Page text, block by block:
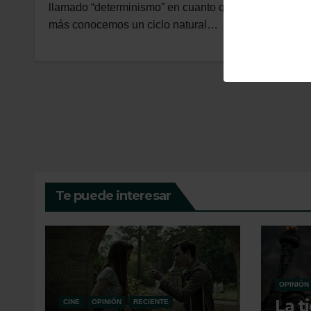
llamado “determinismo” en cuanto que mientras
más conocemos un ciclo natural…
Te puede interesar
CINE OPINIÓN RECIENTE
OPINIÓN
La